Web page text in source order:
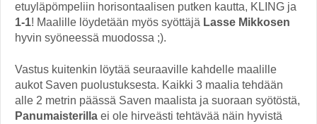
etuyläpömpeliin horisontaalisen putken kautta, KLING ja
1-1! Maalille löydetään myös syöttäjä Lasse Mikkosen
hyvin syöneessä muodossa ;).
Vastus kuitenkin löytää seuraaville kahdelle maalille
aukot Saven puolustuksesta. Kaikki 3 maalia tehdään
alle 2 metrin päässä Saven maalista ja suoraan syötöstä,
Panumaisterilla ei ole hirveästi tehtävää näin hyvistä